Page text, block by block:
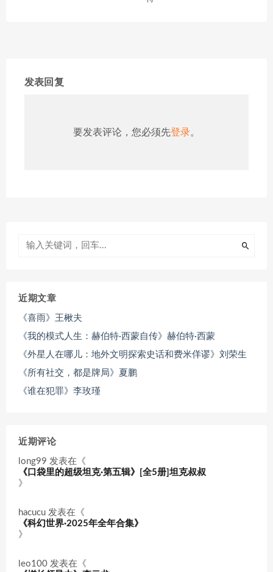
发表回复
要发表评论，您必须先登录。
近期文章
《喜雨》王楸夫
《我的模式人生：赫伯特·西蒙自传》赫伯特·西蒙
《外星人在哪儿：地外文明探索史话和费米佯谬》刘荣生
《所有社交，都是牌局》夏鹏
《谁在犯罪》李玫瑾
近期评论
long99 发表在《
《口袋里的超级坦克·第五辑》[全5册]坦克叔叔
》
hacucu 发表在《
《科幻世界·2025年全年合集》
》
leo100 发表在《